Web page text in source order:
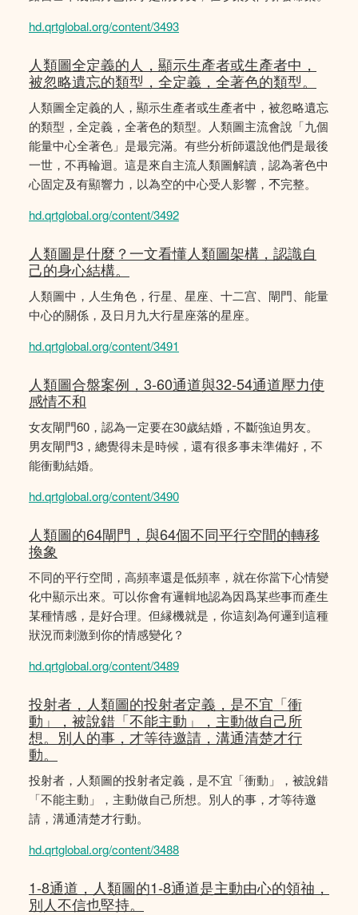
hd.qrtglobal.org/content/3493
人類圖全定義的人，顯示生產者或生產者中，
被忽略遺忘的類型，全定義，全著色的類型。
人類圖全定義的人，顯示生產者或生產者中，被忽略遺忘
的類型，全定義，全著色的類型。人類圖主流會說「九個
能量中心全著色」是最完滿。有些分析師還說他們是最後
一世，不再輪迴。這是來自主流人類圖解讀，認為著色中
心固定及有顯響力，以為空的中心受人影響，𣎴完整。
hd.qrtglobal.org/content/3492
人類圖是什麼？一文看懂人類圖架構，認識自
己的身心結構。
人類圖中，人生角色，行星、星座、十二宫、閘門、能量
中心的關係，及日月九大行星座落的星座。
hd.qrtglobal.org/content/3491
人類圖合盤案例，3-60通道與32-54通道壓力使
感情不和
女友閘門60，認為一定要在30歲結婚，不斷強迫男友。
男友閘門3，總覺得未是時候，還有很多事未準備好，不
能衝動結婚。
hd.qrtglobal.org/content/3490
人類圖的64閘門，與64個不同平行空間的轉移
換象
不同的平行空間，高頻率還是低頻率，就在你當下心情變
化中顯示出來。可以你會有邏輯地認為因爲某些事而產生
某種情感，是好合理。但縁機就是，你這刻為何邏到這種
狀況而刺激到你的情感變化？
hd.qrtglobal.org/content/3489
投射者，人類圖的投射者定義，是不宜「衝
動」，被說錯「不能主動」，主動做自己所
想。別人的事，才等待邀請，溝通清楚才行
動。
投射者，人類圖的投射者定義，是不宜「衝動」，被說錯
「不能主動」，主動做自己所想。別人的事，才等待邀
請，溝通清楚才行動。
hd.qrtglobal.org/content/3488
1-8通道，人類圖的1-8通道是主動由心的領䄂，
別人不信也堅持。